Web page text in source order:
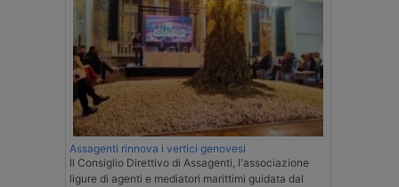
Assagenti rinnova i vertici genovesi
Il Consiglio Direttivo di Assagenti, l'associazione
ligure di agenti e mediatori marittimi guidata dal